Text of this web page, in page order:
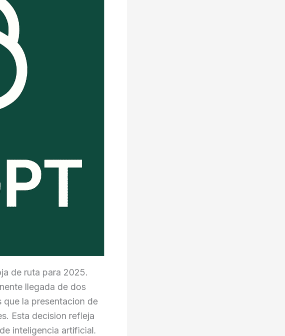
de ruta para 2025.
llegada de dos
la presentacion de
Esta decision refleja
inteligencia artificial.